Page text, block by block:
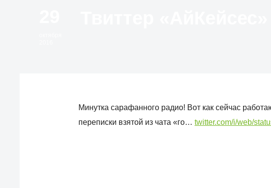
Минутка сарафанного радио! Вот как сейчас
переписки взятой из чата «го… twitter.com/i/web/